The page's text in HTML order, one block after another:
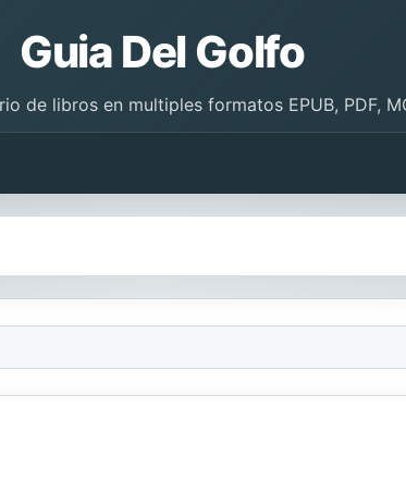
Guia Del Golfo
de libros en multiples formatos EPUB, PDF,